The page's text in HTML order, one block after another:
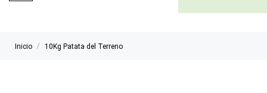
Inicio 10Kg Patata del Terreno